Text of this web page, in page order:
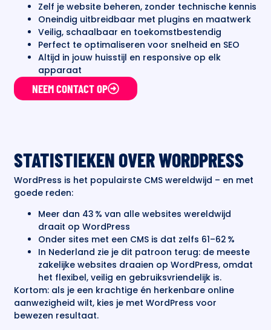
Zelf je website beheren, zonder technische kennis
Oneindig uitbreidbaar met plugins en maatwerk
Veilig, schaalbaar en toekomstbestendig
Perfect te optimaliseren voor snelheid en SEO
Altijd in jouw huisstijl en responsive op elk
apparaat
NEEM CONTACT OP
STATISTIEKEN OVER WORDPRESS
WordPress is het populairste CMS wereldwijd – en met
goede reden:
Meer dan 43 % van alle websites wereldwijd
draait op WordPress
Onder sites met een CMS is dat zelfs 61–62 %
In Nederland zie je dit patroon terug: de meeste
zakelijke websites draaien op WordPress, omdat
het flexibel, veilig en gebruiksvriendelijk is.
Kortom: als je een krachtige én herkenbare online
aanwezigheid wilt, kies je met WordPress voor
bewezen resultaat.